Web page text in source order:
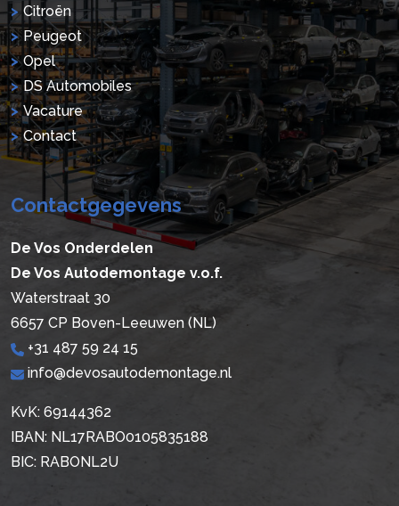
Citroën
Peugeot
Opel
DS Automobiles
Vacature
Contact
Contactgegevens
De Vos Onderdelen
De Vos Autodemontage v.o.f.
Waterstraat 30
6657 CP Boven-Leeuwen (NL)
+31 487 59 24 15
info@devosautodemontage.nl
KvK: 69144362
IBAN: NL17RABO0105835188
BIC: RABONL2U